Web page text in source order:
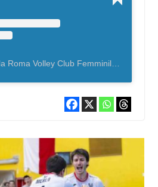
Club Femminile (@romavolleyclub_femminile)